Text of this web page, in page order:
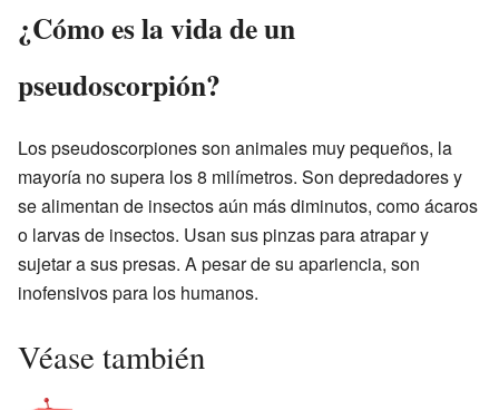
¿Cómo es la vida de un
pseudoscorpión?
Los pseudoscorpiones son animales muy pequeños, la
mayoría no supera los 8 milímetros. Son depredadores y
se alimentan de insectos aún más diminutos, como ácaros
o larvas de insectos. Usan sus pinzas para atrapar y
sujetar a sus presas. A pesar de su apariencia, son
inofensivos para los humanos.
Véase también